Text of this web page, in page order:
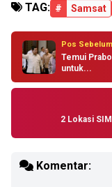
TAG: # Samsat
Pos
Temui
untuk...
2 Lokasi
Komentar: